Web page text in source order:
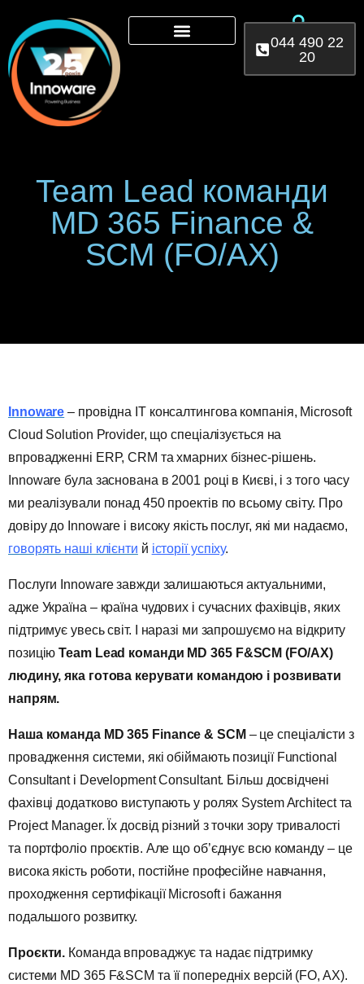
044 490 22
20
Team Lead команди
MD 365 Finance &
SCM (FO/AX)
Innoware – провідна ІТ консалтингова компанія, Microsoft
Cloud Solution Provider, що спеціалізується на
впровадженні ERP, CRM та хмарних бізнес-рішень.
Innoware була заснована в 2001 році в Києві, і з того часу
ми реалізували понад 450 проектів по всьому світу. Про
довіру до Innoware і високу якість послуг, які ми надаємо,
говорять наші клієнти й історії успіху.
Послуги Innoware завжди залишаються актуальними,
адже Україна – країна чудових і сучасних фахівців, яких
підтримує увесь світ. І наразі ми запрошуємо на відкриту
позиціюTeam Lead команди MD 365 F&SCM (FO/AX)
людину, яка готова керувати командою і розвивати
напрям.
Наша команда MD 365 Finance& SCM – це спеціалісти з
провадження системи, які обіймають позиції Functional
Consultant і Development Consultant. Більш досвідчені
фахівці додатково виступають у ролях System Architect та
Project Manager. Їх досвід різний з точки зору тривалості
та портфоліо проєктів. Але що об’єднує всю команду – це
висока якість роботи, постійне професійне навчання,
проходження сертифікації Microsoft і бажання
подальшого розвитку.
Проєкти. Команда впроваджує та надає підтримку
системи MD 365 F&SCM та її попередніх версій (FO, AX).